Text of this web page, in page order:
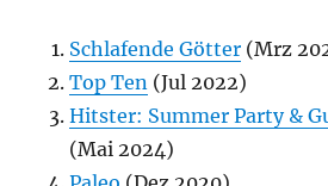
Schlafende Götter (Mrz
Top Ten (Jul 2022)
Hitster: Summer Party &
(Mai 2024)